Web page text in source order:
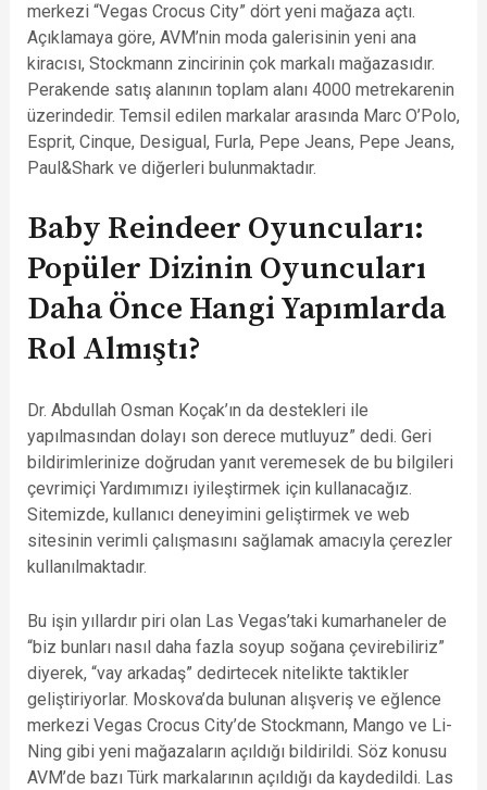
merkezi “Vegas Crocus City” dört yeni mağaza açtı.
Açıklamaya göre, AVM’nin moda galerisinin yeni ana
kiracısı, Stockmann zincirinin çok markalı mağazasıdır.
Perakende satış alanının toplam alanı 4000 metrekarenin
üzerindedir. Temsil edilen markalar arasında Marc O’Polo,
Esprit, Cinque, Desigual, Furla, Pepe Jeans, Pepe Jeans,
Paul&Shark ve diğerleri bulunmaktadır.
Baby Reindeer Oyuncuları:
Popüler Dizinin Oyuncuları
Daha Önce Hangi Yapımlarda
Rol Almıştı?
Dr. Abdullah Osman Koçak’ın da destekleri ile
yapılmasından dolayı son derece mutluyuz” dedi. Geri
bildirimlerinize doğrudan yanıt veremesek de bu bilgileri
çevrimiçi Yardımımızı iyileştirmek için kullanacağız.
Sitemizde, kullanıcı deneyimini geliştirmek ve web
sitesinin verimli çalışmasını sağlamak amacıyla çerezler
kullanılmaktadır.
Bu işin yıllardır piri olan Las Vegas’taki kumarhaneler de
“biz bunları nasıl daha fazla soyup soğana çevirebiliriz”
diyerek, “vay arkadaş” dedirtecek nitelikte taktikler
geliştiriyorlar. Moskova’da bulunan alışveriş ve eğlence
merkezi Vegas Crocus City’de Stockmann, Mango ve Li-
Ning gibi yeni mağazaların açıldığı bildirildi. Söz konusu
AVM’de bazı Türk markalarının açıldığı da kaydedildi. Las